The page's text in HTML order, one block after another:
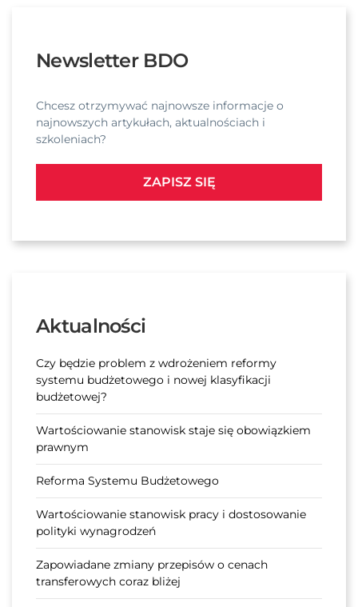
Newsletter BDO
Chcesz otrzymywać najnowsze informacje o
najnowszych artykułach, aktualnościach i
szkoleniach?
ZAPISZ SIĘ
Aktualności
Czy będzie problem z wdrożeniem reformy
systemu budżetowego i nowej klasyfikacji
budżetowej?
Wartościowanie stanowisk staje się obowiązkiem
prawnym
Reforma Systemu Budżetowego
Wartościowanie stanowisk pracy i dostosowanie
polityki wynagrodzeń
Zapowiadane zmiany przepisów o cenach
transferowych coraz bliżej